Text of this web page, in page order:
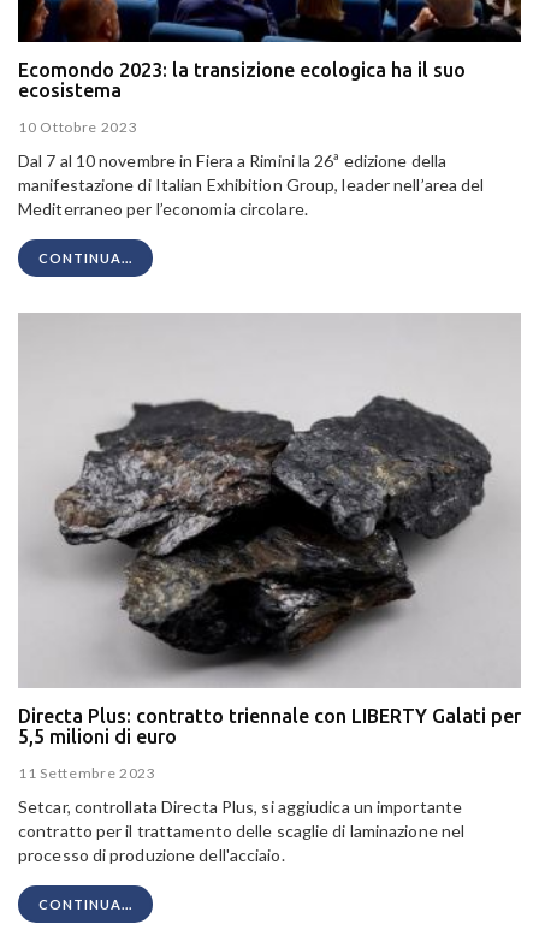
Ecomondo 2023: la transizione ecologica ha il suo
ecosistema
10 Ottobre 2023
Dal 7 al 10 novembre in Fiera a Rimini la 26ª edizione della
manifestazione di Italian Exhibition Group, leader nell’area del
Mediterraneo per l’economia circolare.
CONTINUA...
Directa Plus: contratto triennale con LIBERTY Galati per
5,5 milioni di euro
11 Settembre 2023
Setcar, controllata Directa Plus, si aggiudica un importante
contratto per il trattamento delle scaglie di laminazione nel
processo di produzione dell'acciaio.
CONTINUA...